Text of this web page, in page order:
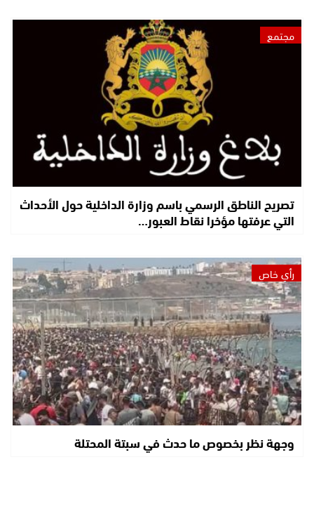
مجتمع
تصريح الناطق الرسمي باسم وزارة الداخلية حول الأحداث
التي عرفتها مؤخرا نقاط العبور…
رأي خاص
وجهة نظر بخصوص ما حدث في سبتة المحتلة